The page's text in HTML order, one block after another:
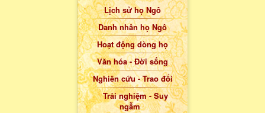
Lịch sử họ Ngô
Danh nhân họ Ngô
Hoạt động dòng họ
Văn hóa - Đời sống
Nghiên cứu - Trao đổi
Trải nghiệm - Suy
ngẫm